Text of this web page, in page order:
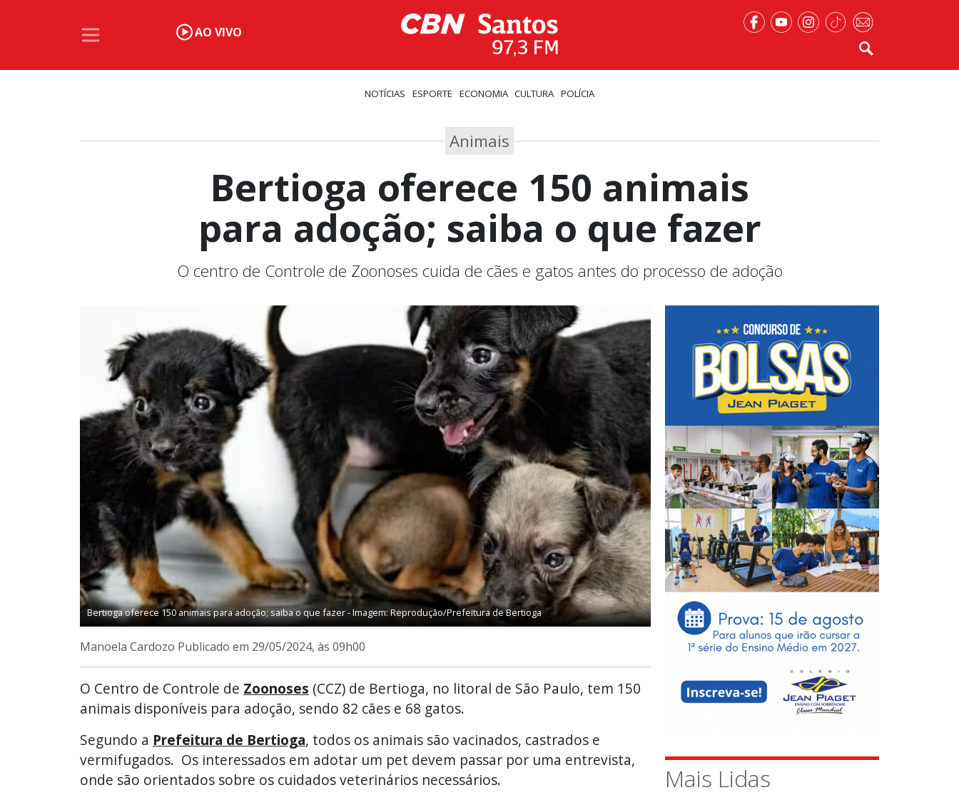
AO VIVO
NOTÍCIAS ESPORTE ECONOMIA CULTURA POLÍCIA
Animais
Bertioga oferece 150 animais
para adoção; saiba o que fazer
O centro de Controle de Zoonoses cuida de cães e gatos antes do processo de adoção
Bertioga oferece 150 animais para adoção; saiba o que fazer - Imagem: Reprodução/Prefeitura de Bertioga
Manoela Cardozo Publicado em 29/05/2024, às 09h00
O Centro de Controle de Zoonoses (CCZ) de Bertioga, no litoral de São Paulo, tem 150
animais disponíveis para adoção, sendo 82 cães e 68 gatos.
Segundo a Prefeitura de Bertioga, todos os animais são vacinados, castrados e
vermifugados. Os interessados em adotar um pet devem passar por uma entrevista,
onde são orientados sobre os cuidados veterinários necessários.
Mais Lidas